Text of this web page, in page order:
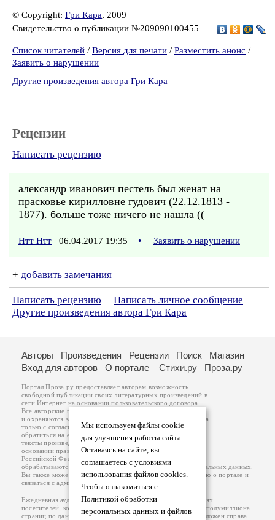
© Copyright: Гри Кара, 2009
Свидетельство о публикации №209090100455
Список читателей / Версия для печати / Разместить анонс /
Заявить о нарушении
Другие произведения автора Гри Кара
Рецензии
Написать рецензию
александр иванович пестель был женат на
прасковье кирилловне гудович (22.12.1813 -
1877). больше тоже ничего не нашла ((
Нтт Нтт 06.04.2017 19:35 • Заявить о нарушении
+ добавить замечания
Написать рецензию
Написать личное сообщение
Другие произведения автора Гри Кара
Мы используем файлы cookie
для улучшения работы сайта.
Оставаясь на сайте, вы
соглашаетесь с условиями
использования файлов cookies.
Чтобы ознакомиться с
Политикой обработки
персональных данных и файлов
Авторы Произведения Рецензии Поиск
Магазин
Вход для авторов
О портале Стихи.ру Проза.ру
Портал Проза.ру предоставляет авторам возможность
свободной публикации своих литературных произведений в
сети Интернет на основаниипользовательского договора
Все авторские права на произведения принадлежат авторам
и охраняются законом
. Перепечатка произведений возможна
только с согласия его автора, к которому вы можете
обратиться на его авторской странице. Ответственность за
тексты произведений авторы несут самостоятельно на
основанииправил публикацииизаконодательства
Российской Федерации
обрабатываются на основанииПолитики обработки персональных данных
Вы также можете посмотреть более подробнуюинформацию о портале и
связаться с администрацией
Ежедневная аудитория портала Проза.ру – порядка 100 тысяч
посетителей, которые в общей сумме просматривают более полумиллиона
страниц по данным счетчика посещаемости, который расположен справа